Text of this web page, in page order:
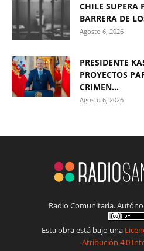
CHILE SUPERA
BARRERA DE
Agosto 6, 2026
PRESIDENTE
PROYECTOS
CRIMEN...
Agosto 6, 2026
Radio Comunitaria.
Esta obra está bajo una
Atribución 4.0